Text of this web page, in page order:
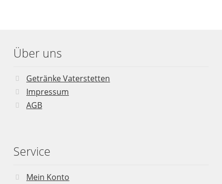
Über uns
Getränke Vaterstetten
Impressum
AGB
Service
Mein Konto